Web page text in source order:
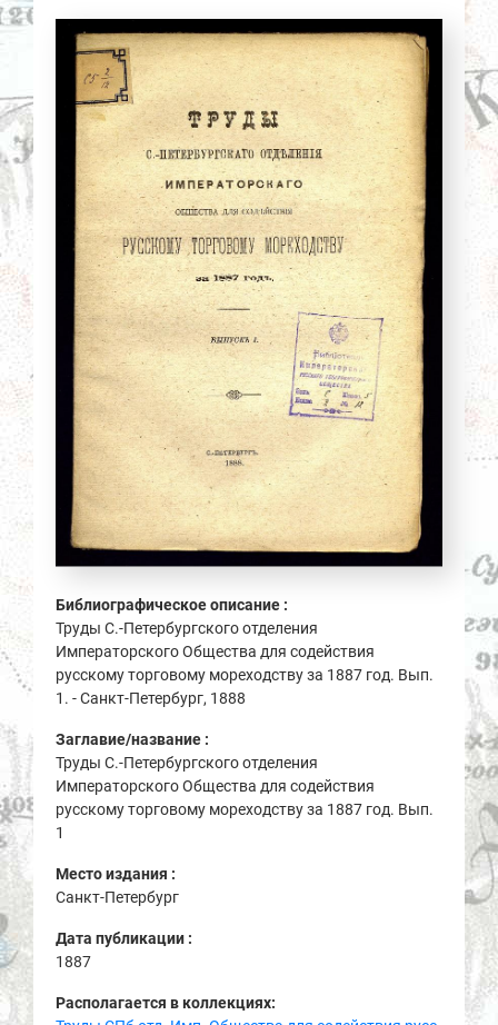
Библиографическое описание :
Труды С.-Петербургского отделения
Императорского Общества для содействия
русскому торговому мореходству за 1887 год. Вып.
1. - Санкт-Петербург, 1888
Заглавие/название :
Труды С.-Петербургского отделения
Императорского Общества для содействия
русскому торговому мореходству за 1887 год. Вып.
1
Место издания :
Санкт-Петербург
Дата публикации :
1887
Располагается в коллекциях: